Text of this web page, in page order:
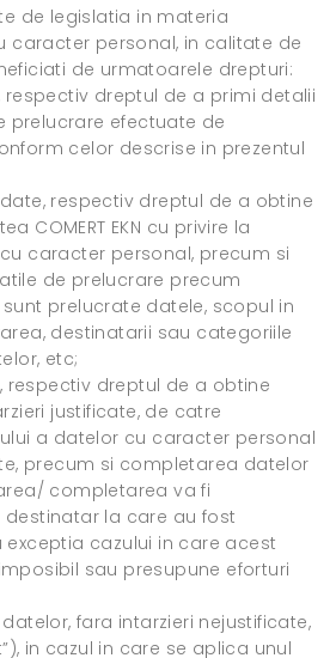
de legislatia in materia
caracter personal, in calitate de
de urmatoarele drepturi:
dreptul de a primi detalii
prelucrare efectuate de
celor descrise in prezentul
respectiv dreptul de a obtine
COMERT EKN cu privire la
caracter personal, precum si
de prelucrare precum
prelucrate datele, scopul in
destinatarii sau categoriile
etc;
respectiv dreptul de a obtine
justificate, de catre
a datelor cu caracter personal
precum si completarea datelor
completarea va fi
la care au fost
cazului in care acest
sau presupune eforturi
fara intarzieri nejustificate,
in cazul in care se aplica unul